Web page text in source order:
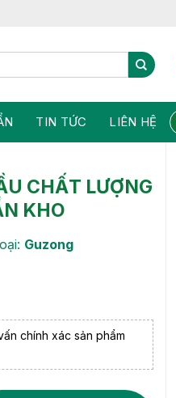
TIN TỨC LIÊN HỆ
CHẤT LƯỢNG
KHO
Guzong
chính xác sản phẩm